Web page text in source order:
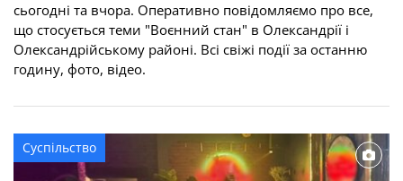
сьогодні та вчора. Оперативно повідомляємо про все,
що стосується теми "Воєнний стан" в Олександрії і
Олександрійському районі. Всі свіжі події за останню
годину, фото, відео.
Суспільство